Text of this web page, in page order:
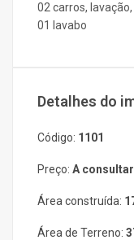
02 carros,
01 lavabo
Detalhes do
Código: 1101
Preço: A consultar
Área construída:
Área de Terreno: